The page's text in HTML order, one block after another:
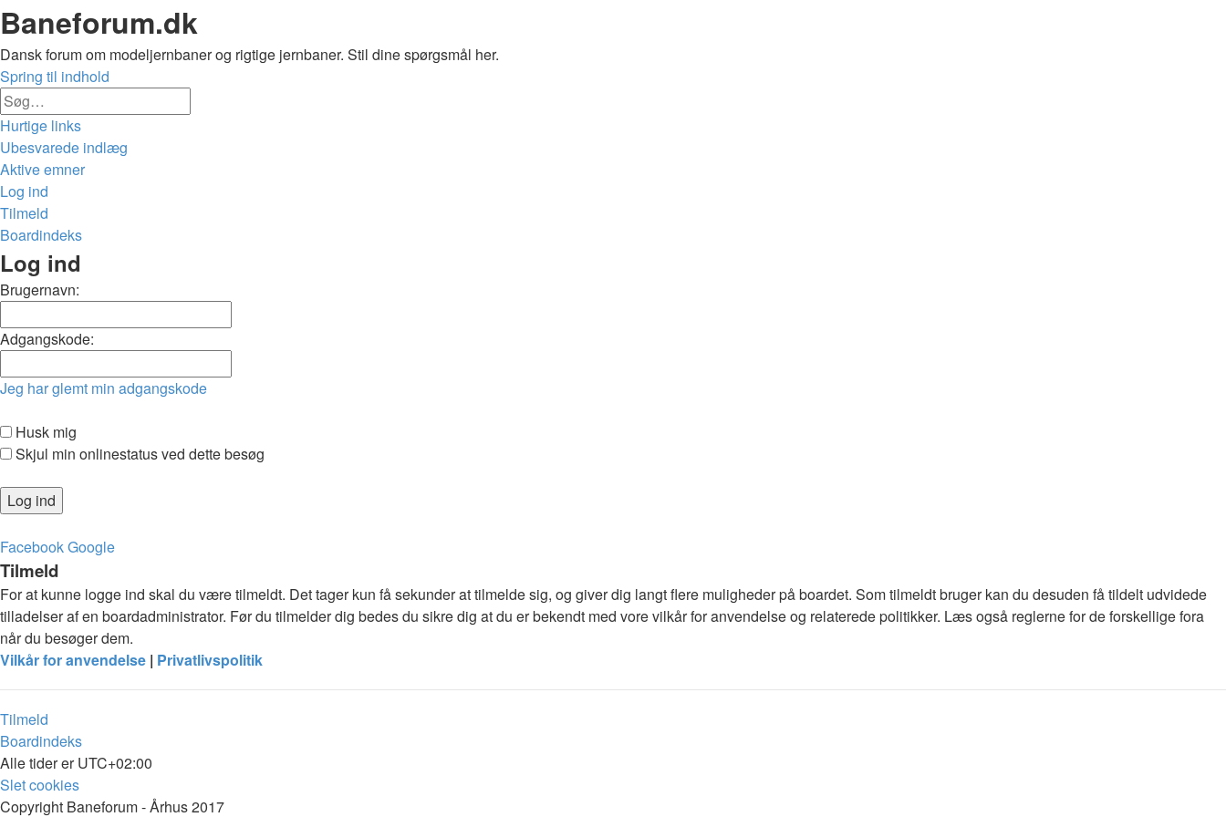
Baneforum.dk
Dansk forum om modeljernbaner og rigtige jernbaner. Stil dine spørgsmål her.
Spring til indhold
Hurtige links
Ubesvarede indlæg
Aktive emner
Log ind
Tilmeld
Boardindeks
Søg
Log ind
Brugernavn:
Adgangskode:
Jeg har glemt min adgangskode
Husk mig
Skjul min onlinestatus ved dette besøg
FacebookGoogle
Tilmeld
For at kunne logge ind skal du være tilmeldt. Det tager kun få sekunder at tilmelde sig, og giver dig langt flere muligheder på boardet. Som tilmeldt bruger kan du desuden få tildelt udvidede
tilladelser af en boardadministrator. Før du tilmelder dig bedes du sikre dig at du er bekendt med vore vilkår for anvendelse og relaterede politikker. Læs også reglerne for de forskellige fora
når du besøger dem.
Vilkår for anvendelse | Privatlivspolitik
Tilmeld
Boardindeks
Alle tider erUTC+02:00
Slet cookies
Copyright Baneforum - Århus 2017